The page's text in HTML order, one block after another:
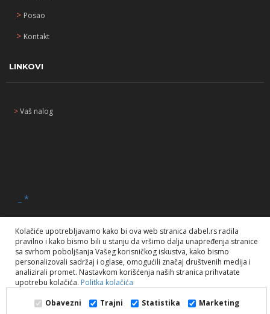
> Posao
> Kontakt
LINKOVI
>Vaš nalog
*
Dabel doo. 2020. Sva prava zadržana.
Kolačiće upotrebljavamo kako bi ova web stranica dabel.rs radila
pravilno i kako bismo bili u stanju da vršimo dalja unapređenja stranice
sa svrhom poboljšanja Vašeg korisničkog iskustva, kako bismo
personalizovali sadržaj i oglase, omogućili značaj društvenih medija i
analizirali promet. Nastavkom korišćenja naših stranica prihvatate
upotrebu kolačića. Politka kolačića
Obavezni
Trajni Statistika Marketing